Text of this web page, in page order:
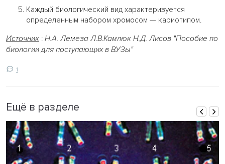
Каждый биологический вид характеризуется
определенным набором хромосом — кариотипом.
Источник : Н.А. Лемеза Л.В.Камлюк Н.Д. Лисов "Пособие по
биологии для поступающих в ВУЗы"
1
Ещё в разделе